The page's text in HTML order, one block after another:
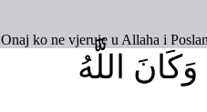
Onaj ko ne vjeruje u Allaha i
اللَّهُ